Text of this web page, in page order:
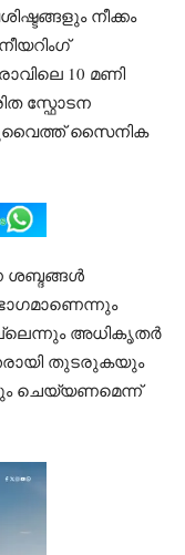
നീക്കം
10 മണി
സ്ഫോടന
സൈനിക
അധികൃതർ
തുടരുകയും
ചെയ്യണമെന്ന്